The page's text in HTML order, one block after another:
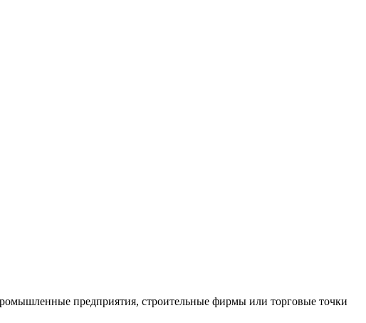
предприятия, строительные фирмы или торговые точки